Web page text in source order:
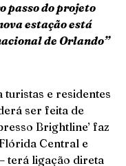
passo do projeto
estação está
de Orlando”
turistas e residentes
ser feita de
Brightline’ faz
Central e
terá ligação direta